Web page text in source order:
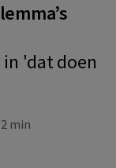
'dat doen
2 min